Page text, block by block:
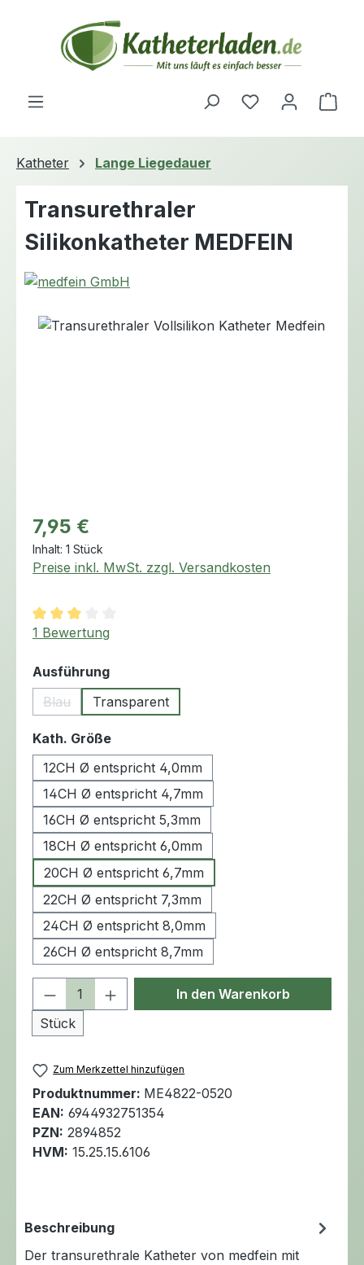
Zum Hauptinhalt springen
Du hast 0
Katheter Lange Liegedauer
Transurethraler
Silikonkatheter MEDFEIN
Bildergalerie überspringen
Regulärer Preis:
7,95 €
Inhalt: 1 Stück
Preise inkl. MwSt. zzgl. Versandkosten
Durchschnittliche Bewertung von 3 von 5 Sternen
1 Bewertung
Ausführungauswählen
Blau
(Diese Option ist zurzeit nicht verfügbar.)
Transparent
Kath. Größeauswählen
12CH Ø entspricht 4,0mm
14CH Ø entspricht 4,7mm
16CH Ø entspricht 5,3mm
18CH Ø entspricht 6,0mm
20CH Ø entspricht 6,7mm
22CH Ø entspricht 7,3mm
24CH Ø entspricht 8,0mm
26CH Ø entspricht 8,7mm
Produkt Anzahl: Gib den
Stück
In den Warenkorb
Zum Merkzettel hinzufügen
Produktnummer: ME4822-0520
EAN: 6944932751354
PZN: 2894852
HVM: 15.25.15.6106
Beschreibung
Der transurethrale Katheter von medfein mit